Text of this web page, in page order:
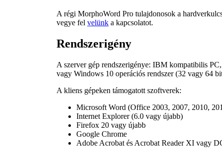
A régi MorphoWord Pro tulajdonosok a
vegye fel velünk a kapcsolatot.
Rendszerigény
A szerver gép rendszerigénye: IBM kompatibilis
vagy Windows 10 operációs rendszer (32 vagy 64
A kliens gépeken támogatott szoftverek:
Microsoft Word (Office 2003, 2007, 2010,
Internet Explorer (6.0 vagy újabb)
Firefox 20 vagy újabb
Google Chrome
Adobe Acrobat és Acrobat Reader XI vagy